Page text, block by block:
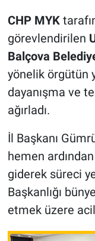
CHP MYK
görevlendirilen
Balçova
yönelik örgütün
dayanışma ve
ağırladı.
İl Başkanı
hemen
giderek süreci
Başkanlığı
etmek üzere